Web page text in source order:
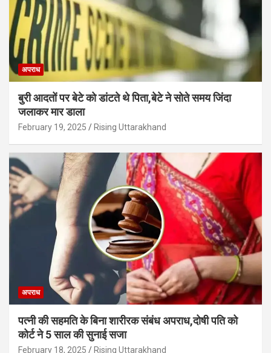
अपराध
बुरी आदतों पर बेटे को डांटते थे पिता,बेटे ने सोते समय जिंदा
जलाकर मार डाला
February 19, 2025 Rising Uttarakhand
अपराध
पत्नी की सहमति के बिना शारीरक संबंध अपराध,दोषी पति को
कोर्ट ने 5 साल की सुनाई सजा
February 18, 2025 Rising Uttarakhand